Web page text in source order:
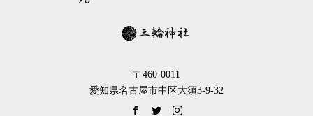
〒460-0011
愛知県名古屋市中区大須3-9-32